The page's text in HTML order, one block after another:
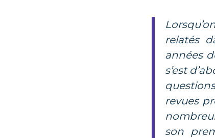
Lorsqu’on regarde la quatrième de couverture, on apprend que les faits
relatés
années
s’est
revues
son